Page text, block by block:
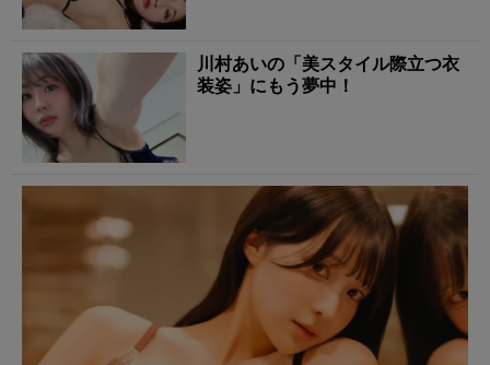
川村あいの「美スタイル際立つ衣
装姿」にもう夢中！